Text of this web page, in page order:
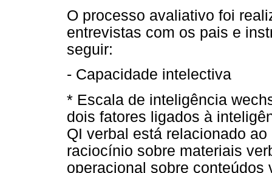
O processo avaliativo foi
entrevistas com os pais e
seguir:
- Capacidade intelectiva
* Escala de inteligência
dois fatores ligados à
QI verbal está relacionado
raciocínio sobre materiais
operacional sobre conteúdos